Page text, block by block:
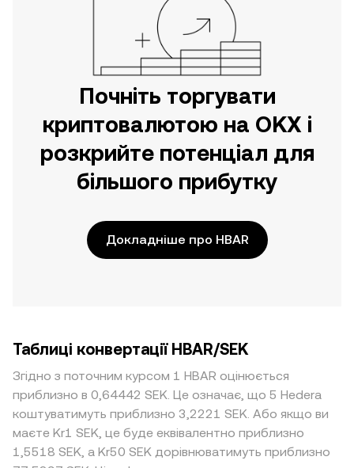
Почніть торгувати
криптовалютою на OKX і
розкрийте потенціал для
більшого прибутку
Докладніше про HBAR
Таблиці конвертації HBAR/SEK
Згідно з поточним курсом 1 HBAR оцінюється
приблизно в 0,64442 SEK. Це означає, що 5 Hedera
коштуватимуть приблизно 3,2221 SEK. Або якщо ви
маєте Kr1 SEK, це буде еквівалентно приблизно
1,5518 SEK, а Kr50 SEK дорівнюватимуть приблизно